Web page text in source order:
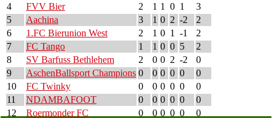
4
FVV Bier 2 1 1 0 1
3
5
Aachina 3 1 0 2 -2
2
6
1.FC Bierunion West 2 1 0 1 -1
2
7
FC Tango 1 1 0 0 5
2
8
SV Barfuss Bethlehem 2 0 0 2 -2
0
9
AschenBallsport Champions 0 0 0 0 0
0
10
FC Twinky 0 0 0 0 0
0
11
NDAMBAFOOT 0 0 0 0 0
0
12
Roermonder FC 0 0 0 0 0 0